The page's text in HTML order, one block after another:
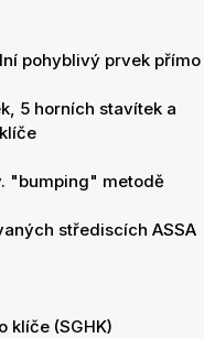
pohyblivý prvek přímo
5 horních stavítek a
"bumping" metodě
střediscích ASSA
klíče (SGHK)